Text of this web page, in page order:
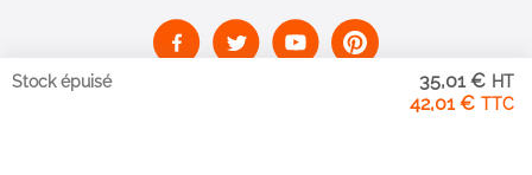
42,01 €
35,01 €
Stock épuisé